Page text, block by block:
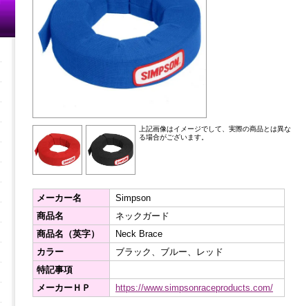
上記画像はイメージでして、実際の商品とは異な
る場合がございます。
メーカー名
Simpson
商品名
ネックガード
商品名（英字）
Neck Brace
カラー
ブラック、ブルー、レッド
特記事項
メーカーＨＰ
https://www.simpsonraceproducts.com/